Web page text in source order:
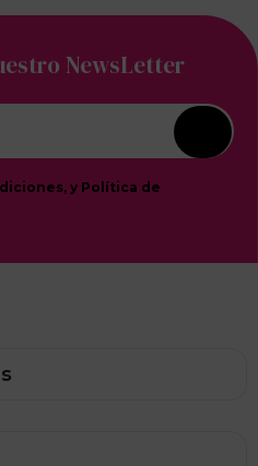
NewsLetter
y Política de